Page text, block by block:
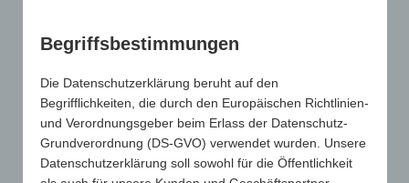
Haftungsausschluss
Haftung für Links
Unser Angebot enthält Links zu externen Webseiten
Dritter, auf deren Inhalte wir keinen Einfluss haben.
Deshalb können wir für diese fremden Inhalte auch
keine Gewähr übernehmen. Für die Inhalte der
Begriffsbestimmungen
Die Datenschutzerklärung beruht auf den
Begrifflichkeiten, die durch den Europäischen Richtlinien-
und Verordnungsgeber beim Erlass der Datenschutz-
Grundverordnung (DS-GVO) verwendet wurden. Unsere
Datenschutzerklärung soll sowohl für die Öffentlichkeit